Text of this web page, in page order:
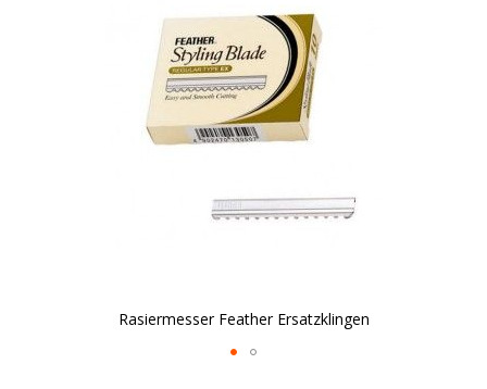
Rasiermesser Feather Ersatzklingen